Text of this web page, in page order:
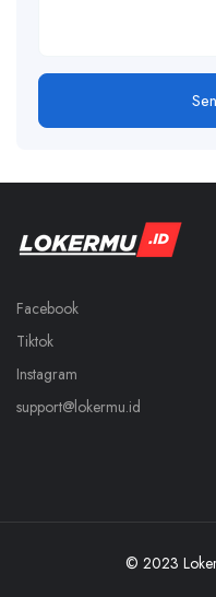
Facebook
Tiktok
Instagram
support@lokermu.id
© 2023